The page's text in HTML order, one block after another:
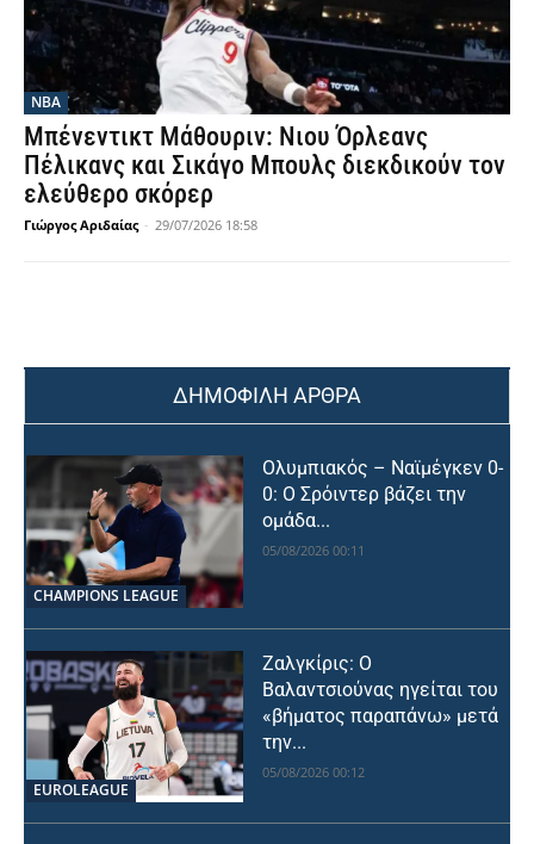
NBA
Μπένεντικτ Μάθουριν: Νιου Όρλεανς
Πέλικανς και Σικάγο Μπουλς διεκδικούν τον
ελεύθερο σκόρερ
Γιώργος Αριδαίας - 29/07/2026 18:58
ΔΗΜΟΦΙΛΗ ΑΡΘΡΑ
CHAMPIONS LEAGUE
Ολυμπιακός – Ναϊμέγκεν 0-
0: Ο Σρόιντερ βάζει την
ομάδα...
05/08/2026 00:11
EUROLEAGUE
Ζαλγκίρις: Ο
Βαλαντσιούνας ηγείται του
«βήματος παραπάνω» μετά
την...
05/08/2026 00:12